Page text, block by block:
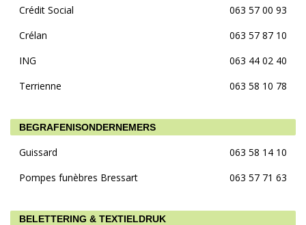
Crédit Social
063 57 00 93
Crélan
063 57 87 10
ING
063 44 02 40
Terrienne
063 58 10 78
BEGRAFENISONDERNEMERS
Guissard
063 58 14 10
Pompes funèbres Bressart
063 57 71 63
BELETTERING & TEXTIELDRUK